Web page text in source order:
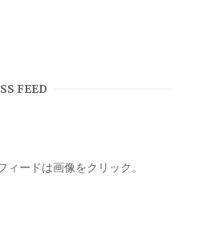
FEED
ードは画像をクリック。